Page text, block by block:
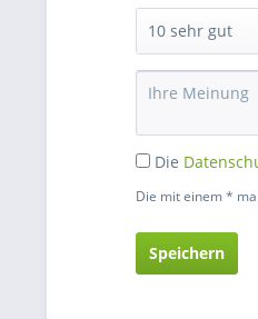
Die
Die mit einem *
Speichern